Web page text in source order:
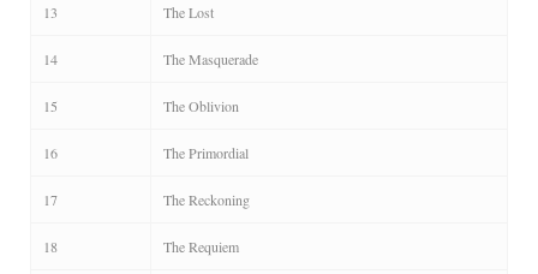
13 The Lost
14 The Masquerade
15 The Oblivion
16 The Primordial
17 The Reckoning
18 The Requiem